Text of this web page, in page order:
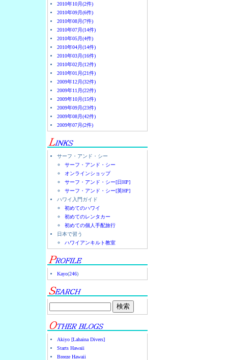
2010年10月(2件)
2010年09月(6件)
2010年08月(7件)
2010年07月(14件)
2010年05月(4件)
2010年04月(14件)
2010年03月(16件)
2010年02月(12件)
2010年01月(21件)
2009年12月(32件)
2009年11月(22件)
2009年10月(15件)
2009年09月(23件)
2009年08月(42件)
2009年07月(2件)
サーフ・アンド・シー
サーフ・アンド・シー
オンラインショップ
サーフ・アンド・シー[日HP]
サーフ・アンド・シー[英HP]
ハワイ入門ガイド
初めてのハワイ
初めてのレンタカー
初めての個人手配旅行
日本で習う
ハワイアンキルト教室
Kayo(246)
Akiyo [Lahaina Divers]
Starts Hawaii
Breeze Hawaii